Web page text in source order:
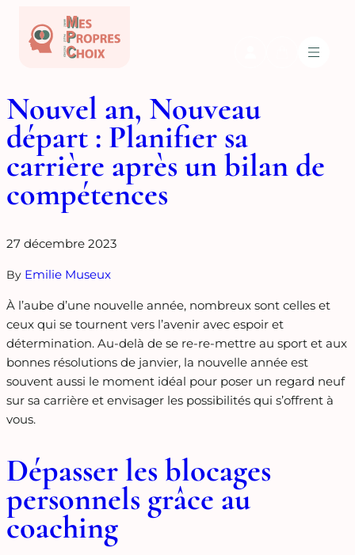
Nouvel an, Nouveau
départ : Planifier sa
carrière après un bilan de
compétences
27 décembre 2023
By Emilie Museux
À l’aube d’une nouvelle année, nombreux sont celles et
ceux qui se tournent vers l’avenir avec espoir et
détermination. Au-delà de se re-re-mettre au sport et aux
bonnes résolutions de janvier, la nouvelle année est
souvent aussi le moment idéal pour poser un regard neuf
sur sa carrière et envisager les possibilités qui s’offrent à
vous.
Dépasser les blocages
personnels grâce au
coaching